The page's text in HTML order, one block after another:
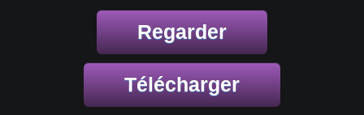
Regarder
Télécharger